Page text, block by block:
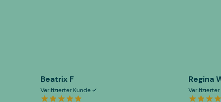
Beatrix F
Verifizierter Kunde
Regina